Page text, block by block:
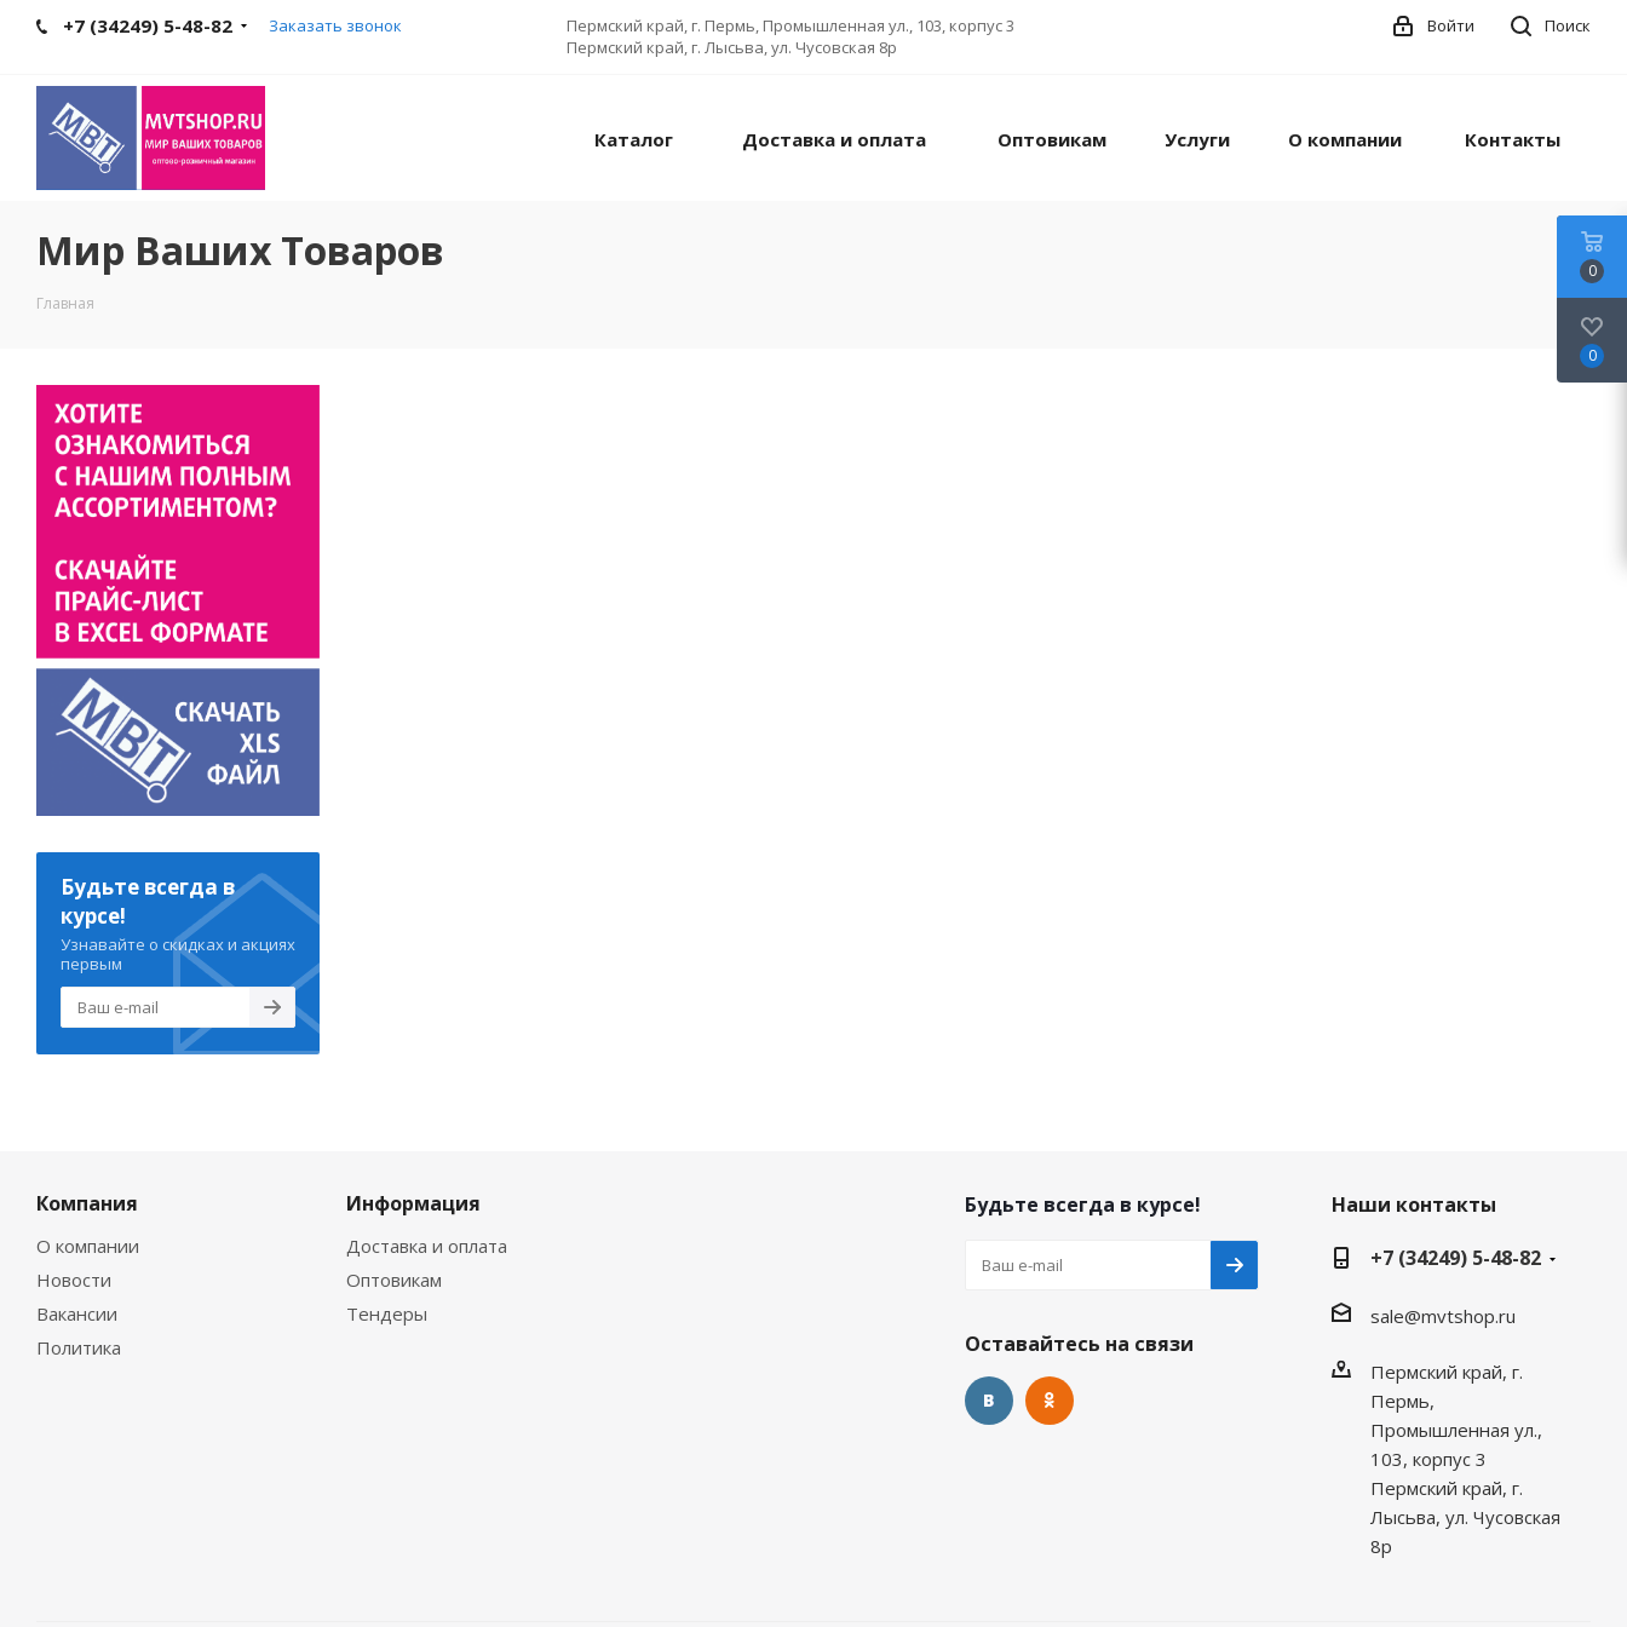
+7 (34249) 5-48-82 Заказать звонок
Пермский край, г. Пермь, Промышленная ул., 103, корпус 3
Пермский край, г. Лысьва, ул. Чусовская 8р
Поиск
Войти
Каталог Доставка и оплата Оптовикам Услуги О компании Контакты
Мир Ваших Товаров
Главная
Будьте всегда в
курсе!
Узнавайте о скидках и акциях
первым
Компания
О компании
Новости
Вакансии
Политика
Информация
Доставка и оплата
Оптовикам
Тендеры
Будьте всегда в курсе!
Оставайтесь на связи
Наши контакты
+7 (34249) 5-48-82
sale@mvtshop.ru
Пермский край, г.
Пермь,
Промышленная ул.,
103, корпус 3
Пермский край, г.
Лысьва, ул. Чусовская
8р
0
0